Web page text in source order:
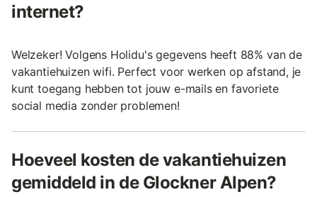
internet?
Welzeker! Volgens Holidu's gegevens heeft 88% van de
vakantiehuizen wifi. Perfect voor werken op afstand, je
kunt toegang hebben tot jouw e-mails en favoriete
social media zonder problemen!
Hoeveel kosten de vakantiehuizen
gemiddeld in de Glockner Alpen?